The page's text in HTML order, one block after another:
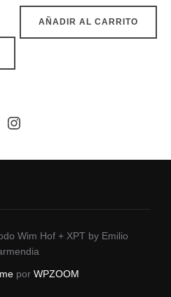
AÑADIR AL CARRITO
Instagram
Wim Hof + XPT by Emilio
por WPZOOM